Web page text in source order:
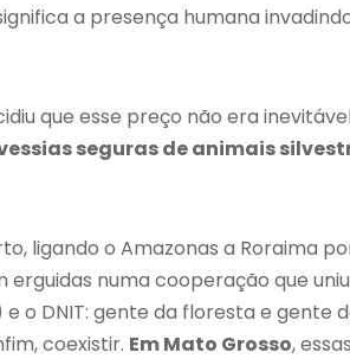
a presença humana
que esse preço não era
seguras de animais
ligando o Amazonas a Roraima
erguidas numa cooperação que
o DNIT: gente da floresta e gente
coexistir. Em Mato Grosso, essas